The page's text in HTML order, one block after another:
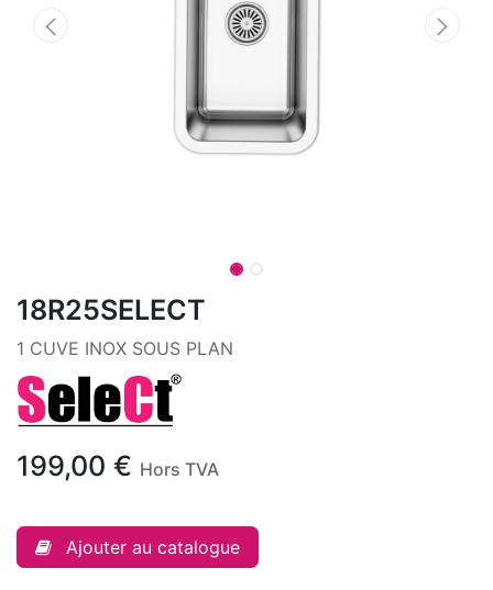
18R25SELECT
1 CUVE INOX SOUS PLAN
199,00 € Hors TVA
Ajouter au catalogue